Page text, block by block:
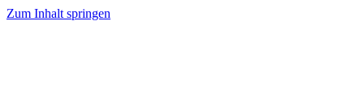
Zum Inhalt springen